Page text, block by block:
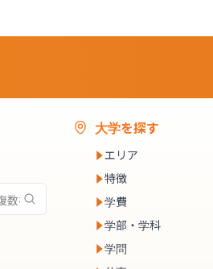
大学を探す
エリア
特徴
学費
学部・学科
学問